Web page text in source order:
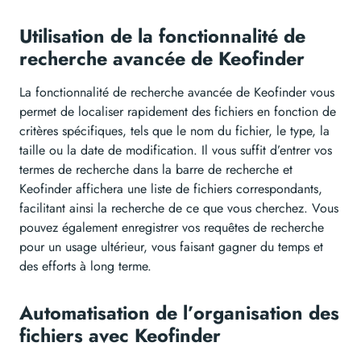
Utilisation de la fonctionnalité de
recherche avancée de Keofinder
La fonctionnalité de recherche avancée de Keofinder vous
permet de localiser rapidement des fichiers en fonction de
critères spécifiques, tels que le nom du fichier, le type, la
taille ou la date de modification. Il vous suffit d’entrer vos
termes de recherche dans la barre de recherche et
Keofinder affichera une liste de fichiers correspondants,
facilitant ainsi la recherche de ce que vous cherchez. Vous
pouvez également enregistrer vos requêtes de recherche
pour un usage ultérieur, vous faisant gagner du temps et
des efforts à long terme.
Automatisation de l’organisation des
fichiers avec Keofinder